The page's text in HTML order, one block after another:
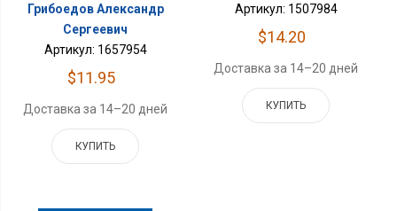
Грибоедов Александр
Сергеевич
Артикул: 1657954
$11.95
Доставка за 14–20 дней
КУПИТЬ
Артикул: 1507984
$14.20
Доставка за 14–20 дней
КУПИТЬ